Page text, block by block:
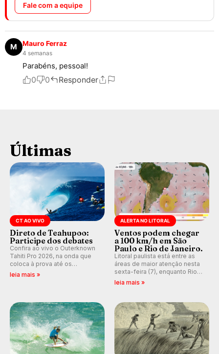
Fale com a equipe
M Mauro Ferraz
4 semanas
Parabéns, pessoal!
0 0 Responder
Últimas
CT AO VIVO
Direto de Teahupoo:
Participe dos debates
Confira ao vivo o Outerknown
Tahiti Pro 2026, na onda que
coloca à prova até os
melhores surfistas do mundo.
Participe dos comentários e
etapas da WSL.
leia mais »
ALERTA NO LITORAL
Ventos podem chegar
a 100 km/h em São
Paulo e Rio de Janeiro.
Litoral paulista está entre as
áreas de maior atenção nesta
sexta-feira (7), enquanto Rio
de Janeiro também recebe
alerta para ventos fortes.
km/h em Itanhaém.
leia mais »